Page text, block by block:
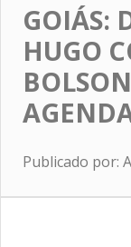
GOIÁS:
HUGO
Publicado por: